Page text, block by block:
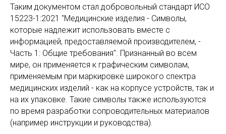
Таким документом стал добровольный стандарт ИСО
15223-1:2021 "Медицинские изделия - Символы,
которые надлежит использовать вместе с
информацией, предоставляемой производителем, -
Часть 1: Общие требования". Признанный во всем
мире, он применяется к графическим символам,
применяемым при маркировке широкого спектра
медицинских изделий - как на корпусе устройств, так и
на их упаковке. Такие символы также используются
по время разработки сопроводительных материалов
(например инструкции и руководства).